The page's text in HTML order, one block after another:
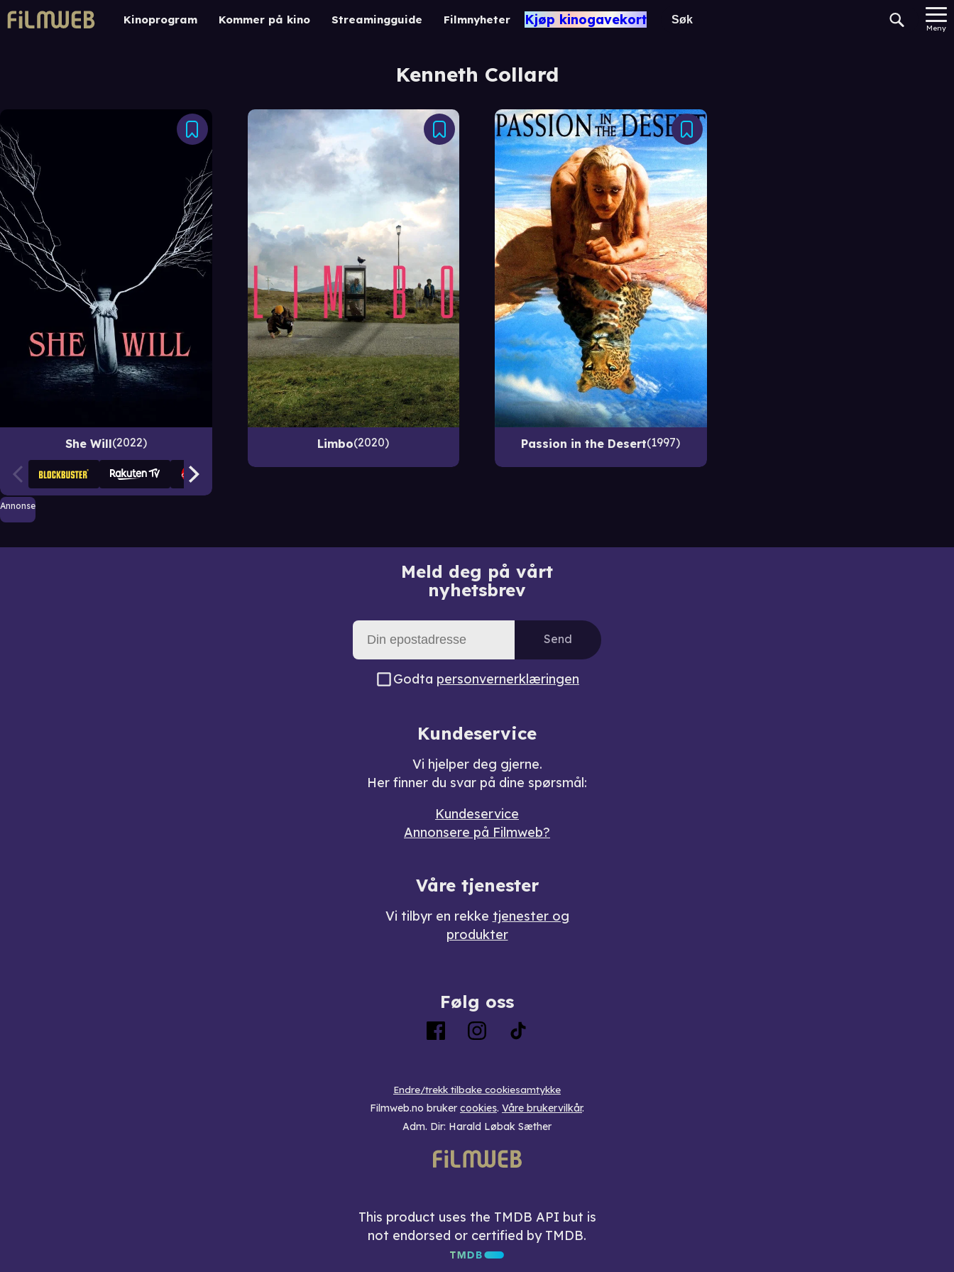
Kinoprogram Kommer på kino Streamingguide Filmnyheter Kjøp kinogavekort
Meny
Kenneth Collard
She Will 2022 Limbo 2020 Passion in the Desert 1997
Annonse
Meld deg på vårt
nyhetsbrev
Send
Godta personvernerklæringen
Kundeservice
Vi hjelper deg gjerne.
Her finner du svar på dine spørsmål:
Kundeservice
Annonsere på Filmweb?
Våre tjenester
Vi tilbyr en rekke tjenester og
produkter
Følg oss
Endre/trekk tilbake cookiesamtykke
Filmweb.no bruker cookies. Våre brukervilkår.
Adm. Dir: Harald Løbak Sæther
This product uses the TMDB API but is
not endorsed or certified by TMDB.